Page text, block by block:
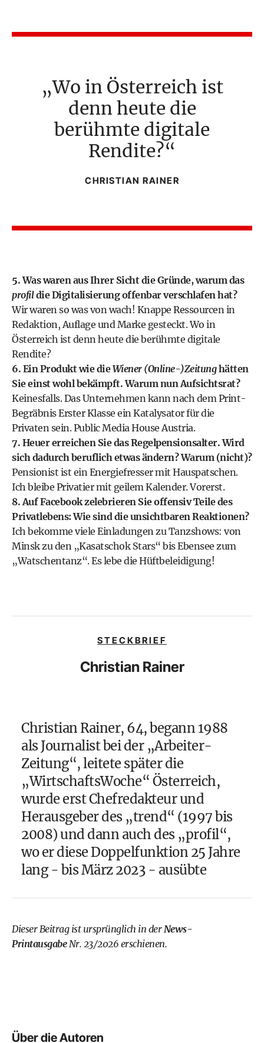
Wo in Österreich ist
denn heute die
berühmte digitale
Rendite?
CHRISTIAN RAINER
5. Was waren aus Ihrer Sicht die Gründe, warum das
profildie Digitalisierung offenbar verschlafen hat?
Wir waren so was von wach! Knappe Ressourcen in
Redaktion, Auflage und Marke gesteckt. Wo in
Österreich ist denn heute die berühmte digitale
Rendite?
6. Ein Produkt wie dieWiener (Online-)Zeitunghätten
Sie einst wohl bekämpft. Warum nun Aufsichtsrat?
Keinesfalls. Das Unternehmen kann nach dem Print-
Begräbnis Erster Klasse ein Katalysator für die
Privaten sein. Public Media House Austria.
7. Heuer erreichen Sie das Regel­pensionsalter. Wird
sich dadurch beruflich etwas ändern? Warum (nicht)?
Pensionist ist ein Energiefresser mit Hauspatschen.
Ich bleibe Privatier mit geilem Kalender. Vorerst.
8. Auf Facebook zelebrieren Sie offensiv Teile des
Privatlebens: Wie sind die unsichtbaren Reaktionen?
Ich bekomme viele Einladungen zu Tanzshows: von
Minsk zu den „Kasatschok Stars“ bis Ebensee zum
„Watschentanz“. Es lebe die Hüftbeleidigung!
STECKBRIEF
Christian Rainer
Christian Rainer, 64, begann 1988
als Journalist bei der „Arbeiter-
Zeitung“, leitete später die
„WirtschaftsWoche“ Österreich,
wurde erst Chefredakteur und
Herausgeber des „trend“ (1997 bis
2008) und dann auch des „profil“,
wo er diese Doppelfunktion 25 Jahre
lang - bis März 2023 - ausübte
Dieser Beitrag ist ursprünglich in derNews-
PrintausgabeNr. 23/2026 erschienen.
Über die Autoren